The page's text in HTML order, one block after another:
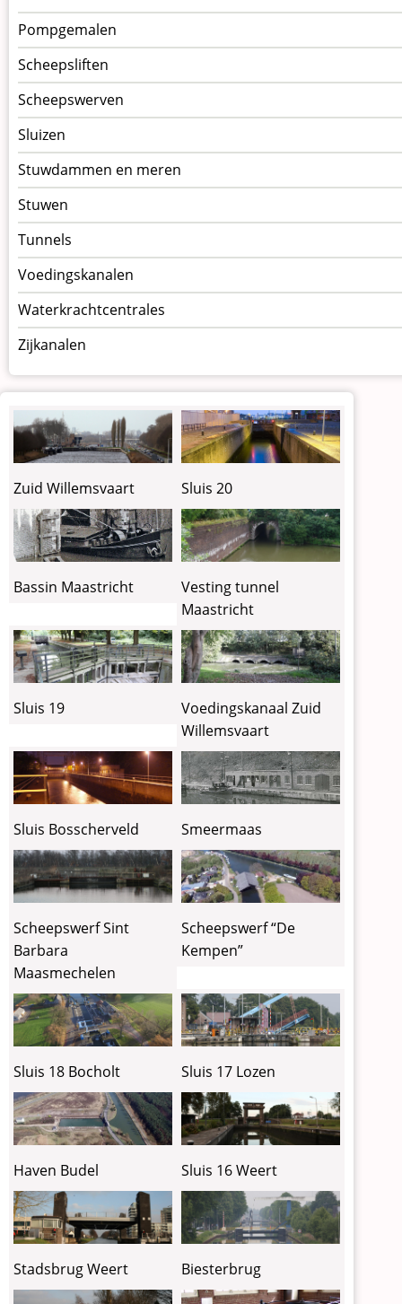
Pompgemalen
Scheepsliften
Scheepswerven
Sluizen
Stuwdammen en meren
Stuwen
Tunnels
Voedingskanalen
Waterkrachtcentrales
Zijkanalen
Zuid Willemsvaart Sluis 20
Bassin Maastricht
Vesting tunnel
Maastricht
Sluis 19
Voedingskanaal Zuid
Willemsvaart
Sluis Bosscherveld Smeermaas
Scheepswerf Sint
Barbara
Maasmechelen
Scheepswerf “De
Kempen”
Sluis 18 Bocholt Sluis 17 Lozen
Haven Budel Sluis 16 Weert
Stadsbrug Weert Biesterbrug